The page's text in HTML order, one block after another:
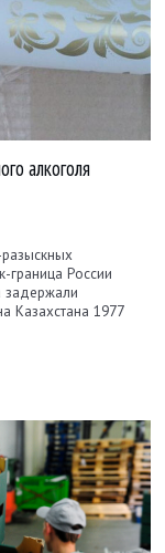
алкоголя
граница России
задержали
Казахстана 1977